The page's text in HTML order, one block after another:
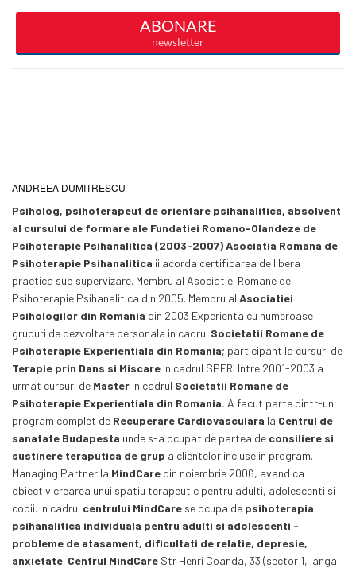
ANDREEA DUMITRESCU
Psiholog, psihoterapeut de orientare psihanalitica, absolvent
al cursului de formare ale Fundatiei Romano-Olandeze de
Psihoterapie Psihanalitica (2003-2007)Asociatia Romana de
Psihoterapie Psihanalitica ii acorda certificarea de libera
practica sub supervizare. Membru al Asociatiei Romane de
Psihoterapie Psihanalitica din 2005. Membru alAsociatiei
Psihologilor din Romania din 2003 Experienta cu numeroase
grupuri de dezvoltare personala in cadrul Societatii Romane de
Psihoterapie Experientiala din Romania; participant la cursuri de
Terapie prin Dans si Miscare in cadrul SPER. Intre 2001-2003 a
urmat cursuri de Master in cadrul Societatii Romane de
Psihoterapie Experientiala din Romania. A facut parte dintr-un
program complet de Recuperare Cardiovasculara la Centrul de
sanatate Budapesta unde s-a ocupat de partea de consiliere si
sustinere teraputica de grup a clientelor incluse in program.
Managing Partner la MindCare din noiembrie 2006, avand ca
obiectiv crearea unui spatiu terapeutic pentru adulti, adolescenti si
copii. In cadrul centrului MindCare se ocupa de psihoterapia
psihanalitica individuala pentru adulti si adolescenti -
probleme de atasament, dificultati de relatie, depresie,
anxietate. Centrul MindCare Str Henri Coanda, 33 (sector 1, langa